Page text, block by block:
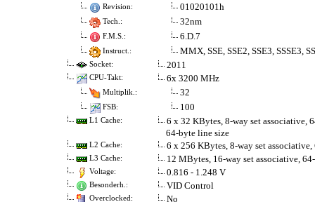
Revision: 01020101h
Tech.: 32nm
F.M.S.: 6.D.7
Instruct.: MMX, SSE, SSE2, SSE3, SSSE3,
Socket: 2011
CPU-Takt: 6x 3200 MHz
Multiplik.: 32
FSB: 100
L1 Cache:
6 x 32 KBytes, 8-way set associative,
64-byte line size
L2 Cache: 6 x 256 KBytes, 8-way set
L3 Cache: 12 MBytes, 16-way set associative,
Voltage: 0.816 - 1.248 V
Besonderh.: VID Control
Overclocked: No